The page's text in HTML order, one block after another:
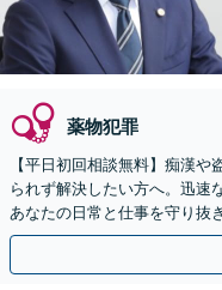
薬物犯罪
【平日初回相談無料】痴漢
られず解決したい方へ。迅速
あなたの日常と仕事を守り抜
族からのご相談も対応可能で